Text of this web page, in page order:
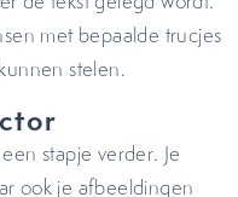
met bepaalde trucjes
stelen.
stapje verder. Je
ook je afbeeldingen